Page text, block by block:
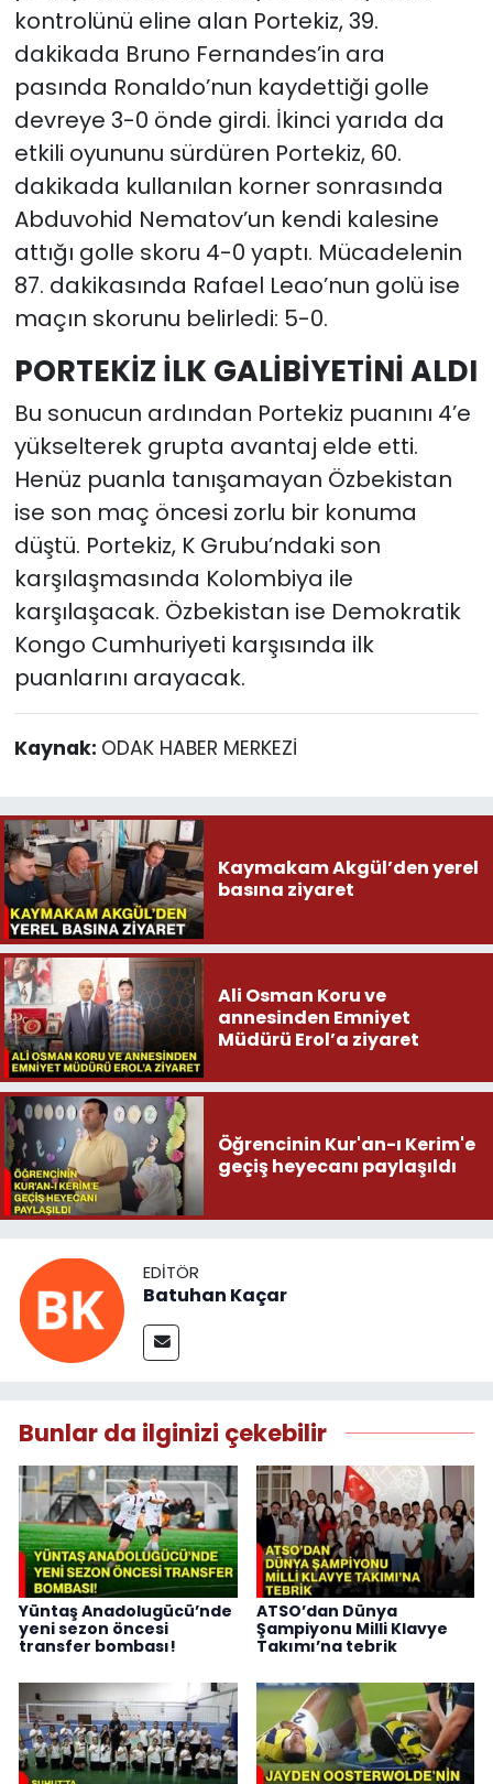
kontrolünü eline alan Portekiz, 39.
dakikada Bruno Fernandes’in ara
pasında Ronaldo’nun kaydettiği golle
devreye 3-0 önde girdi. İkinci yarıda da
etkili oyununu sürdüren Portekiz, 60.
dakikada kullanılan korner sonrasında
Abduvohid Nematov’un kendi kalesine
attığı golle skoru 4-0 yaptı. Mücadelenin
87. dakikasında Rafael Leao’nun golü ise
maçın skorunu belirledi: 5-0.
PORTEKİZ İLK GALİBİYETİNİ ALDI
Bu sonucun ardından Portekiz puanını 4’e
yükselterek grupta avantaj elde etti.
Henüz puanla tanışamayan Özbekistan
ise son maç öncesi zorlu bir konuma
düştü. Portekiz, K Grubu’ndaki son
karşılaşmasında Kolombiya ile
karşılaşacak. Özbekistan ise Demokratik
Kongo Cumhuriyeti karşısında ilk
puanlarını arayacak.
Kaynak: ODAK HABER MERKEZİ
Kaymakam Akgül’den yerel
basına ziyaret
Ali Osman Koru ve
annesinden Emniyet
Müdürü Erol’a ziyaret
Öğrencinin Kur'an-ı Kerim'e
geçiş heyecanı paylaşıldı
EDITÖR
Batuhan Kaçar
Bunlar da ilginizi çekebilir
Yüntaş Anadolugücü’nde
yeni sezon öncesi
transfer bombası!
ATSO’dan Dünya
Şampiyonu Milli Klavye
Takımı’na tebrik